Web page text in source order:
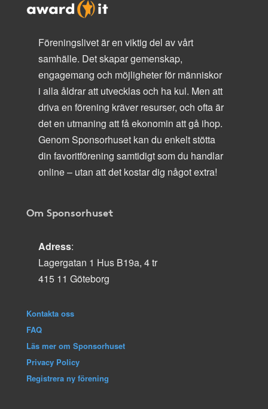
Föreningslivet är en viktig del av vårt
samhälle. Det skapar gemenskap,
engagemang och möjligheter för människor
i alla åldrar att utvecklas och ha kul. Men att
driva en förening kräver resurser, och ofta är
det en utmaning att få ekonomin att gå ihop.
Genom Sponsorhuset kan du enkelt stötta
din favoritförening samtidigt som du handlar
online – utan att det kostar dig något extra!
Om Sponsorhuset
Adress:
Lagergatan 1 Hus B19a, 4 tr
415 11 Göteborg
Kontakta oss
FAQ
Läs mer om Sponsorhuset
Privacy Policy
Registrera ny förening